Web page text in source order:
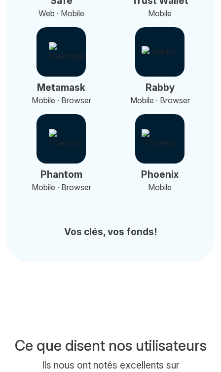
Web · Mobile Mobile
Metamask
Mobile · Browser
Rabby
Mobile · Browser
Phantom
Mobile · Browser
Phoenix
Mobile
Vos clés, vos fonds!
Ce que disent nos utilisateurs
Ils nous ont notés excellents sur